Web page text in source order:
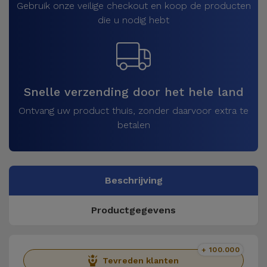
Gebruik onze veilige checkout en koop de producten
die u nodig hebt
Snelle verzending door het hele land
Ontvang uw product thuis, zonder daarvoor extra te
betalen
Beschrijving
Productgegevens
Tevreden klanten
+ 100.000